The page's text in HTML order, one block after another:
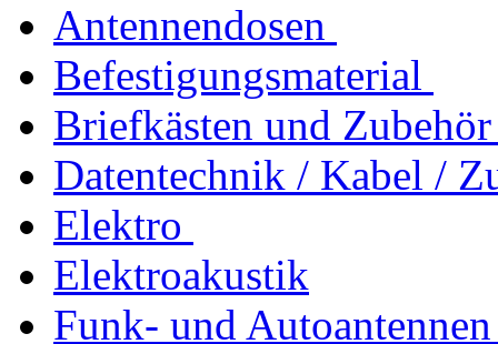
Antennendosen
Befestigungsmaterial
Briefkästen und Zubehör
Datentechnik / Kabel /
Elektro
Elektroakustik
Funk- und Autoantennen